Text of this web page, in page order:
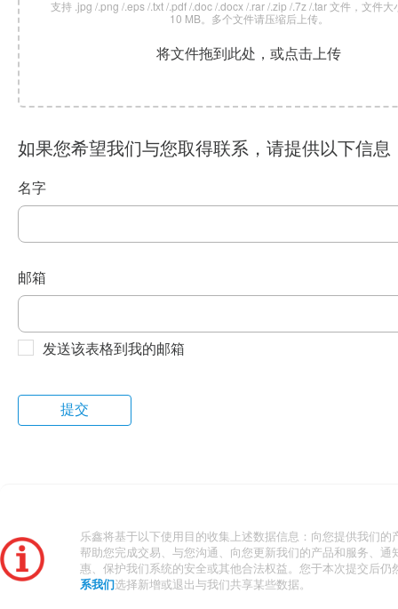
支持 .jpg /.png /.eps /.txt /.pdf /.doc /.docx /.rar /.zip /.7z /.tar 文件，文件大
10 MB。多个文件请压缩后上传。
将文件拖到此处，或点击上传
如果您希望我们与您取得联系，请提供以下信息
名字
邮箱
发送该表格到我的邮箱
乐鑫将基于以下使用目的收集上述数据信息：向您提供我们的
帮助您完成交易、与您沟通、向您更新我们的产品和服务、通
惠、保护我们系统的安全或其他合法权益。您于本次提交后仍
系我们 选择新增或退出与我们共享某些数据。